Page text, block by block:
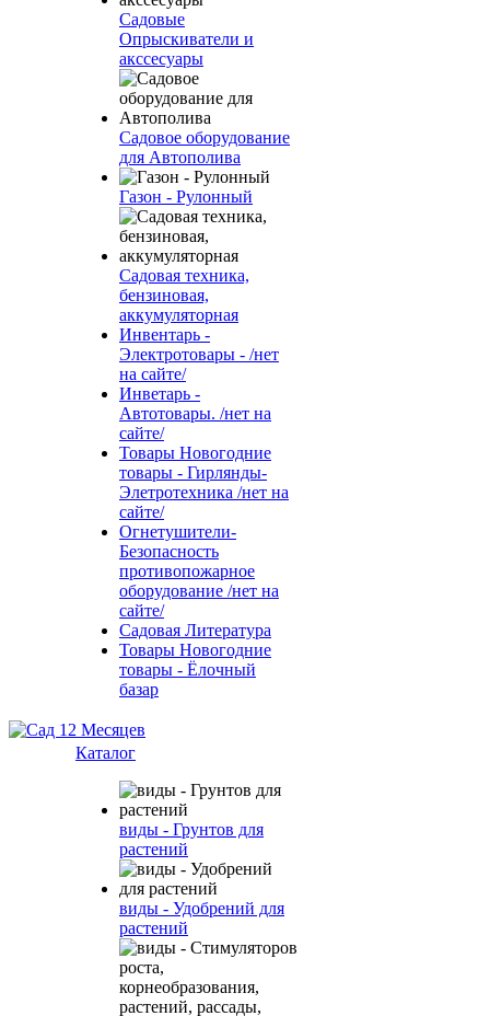
Садовые
Опрыскиватели и
акссесуары
Садовое оборудование
для Автополива
Газон - Рулонный
Садовая техника,
бензиновая,
аккумуляторная
Инвентарь -
Электротовары - /нет
на сайте/
Инветарь -
Автотовары. /нет на
сайте/
Товары Новогодние
товары - Гирлянды-
Элетротехника /нет на
сайте/
Огнетушители-
Безопасность
противопожарное
оборудование /нет на
сайте/
Садовая Литература
Товары Новогодние
товары - Ёлочный
базар
Каталог
виды - Грунтов для
растений
виды - Удобрений для
растений